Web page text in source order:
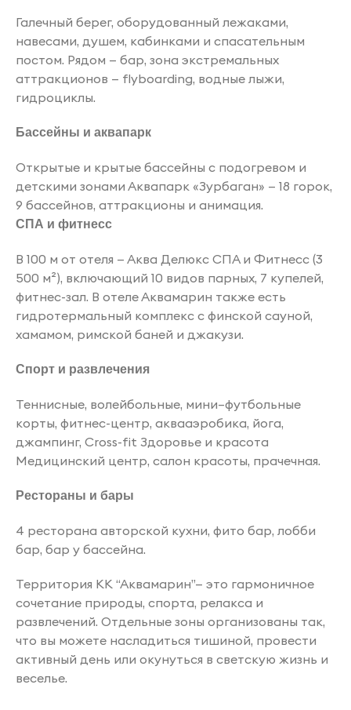
Галечный берег, оборудованный лежаками,
навесами, душем, кабинками и спасательным
постом. Рядом — бар, зона экстремальных
аттракционов — flyboarding, водные лыжи,
гидроциклы.
Бассейны и аквапарк
Открытые и крытые бассейны с подогревом и
детскими зонами Аквапарк «Зурбаган» — 18 горок,
9 бассейнов, аттракционы и анимация.
СПА и фитнесс
В 100 м от отеля — Аква Делюкс СПА и Фитнесс (3
500 м²), включающий 10 видов парных, 7 купелей,
фитнес-зал. В отеле Аквамарин также есть
гидротермальный комплекс с финской сауной,
хамамом, римской баней и джакузи.
Спорт и развлечения
Теннисные, волейбольные, мини–футбольные
корты, фитнес-центр, аквааэробика, йога,
джампинг, Cross-fit Здоровье и красота
Медицинский центр, салон красоты, прачечная.
Рестораны и бары
4 ресторана авторской кухни, фито бар, лобби
бар, бар у бассейна.
Территория КК “Аквамарин”— это гармоничное
сочетание природы, спорта, релакса и
развлечений. Отдельные зоны организованы так,
что вы можете насладиться тишиной, провести
активный день или окунуться в светскую жизнь и
веселье.